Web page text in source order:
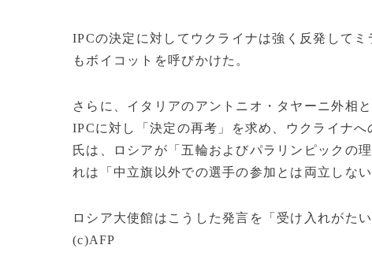
IPCの決定に対してウクライナは強く反発して
もボイコットを呼びかけた。
さらに、イタリアのアントニオ・タヤーニ外相
IPCに対し「決定の再考」を求め、ウクライナ
氏は、ロシアが「五輪およびパラリンピックの
れは「中立旗以外での選手の参加とは両立しない
ロシア大使館はこうした発言を「受け入れがた
(c)AFP